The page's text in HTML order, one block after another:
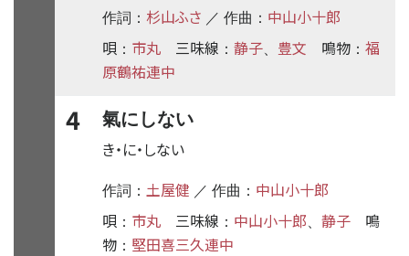
作詞： 杉山ふさ ／ 作曲： 中山小十郎
唄 ： 市丸 三味線 ： 静子 豊文 鳴物 ： 福
原鶴祐連中
4 氣にしない
き・に・しない
作詞： 土屋健 ／ 作曲： 中山小十郎
唄 ： 市丸 三味線 ： 中山小十郎 静子
鳴
物 ： 堅田喜三久連中